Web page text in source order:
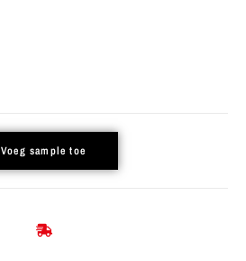
Voeg sample toe